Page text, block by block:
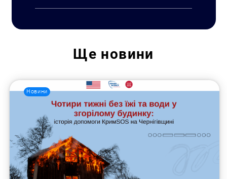
Пошук за запитом:
Ще новини
Новини